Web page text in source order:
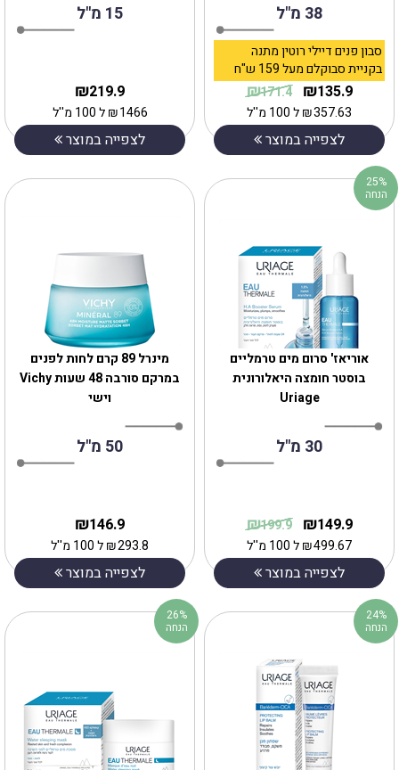
15 מ"ל
219.9
₪
1466
₪ל 100 מ''ל
לצפייה במוצר
38 מ"ל
סבון פנים דיילי רוטין מתנה
בקניית סבוקלם מעל 159 ש"ח
135.9
₪
171.4
₪
357.63
₪ל 100 מ''ל
לצפייה במוצר
מינרל 89 קרם לחות לפנים
במרקם סורבה 48 שעות Vichy
וישי
50 מ"ל
146.9
₪
293.8
₪ל 100 מ''ל
לצפייה במוצר
אוריאז' סרום מים טרמליים
בוסטר חומצה היאלורונית
Uriage
30 מ"ל
149.9
₪
199.9
₪
499.67
₪ל 100 מ''ל
לצפייה במוצר
25%
הנחה
26%
הנחה
24%
הנחה